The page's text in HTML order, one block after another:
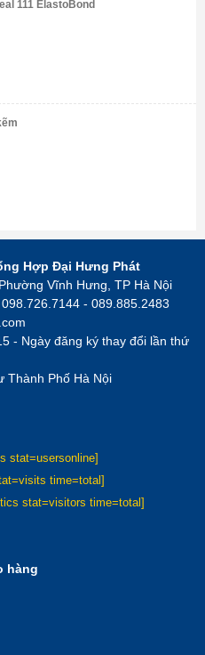
111 ElastoBond
Hợp Đại Hưng Phát
Vĩnh Hưng, TP Hà Nội
- 089.885.2483
- Ngày đăng ký thay đổi lần thứ
Thành Phố Hà Nội
stat=usersonline]
time=total]
stat=visitors time=total]
hàng